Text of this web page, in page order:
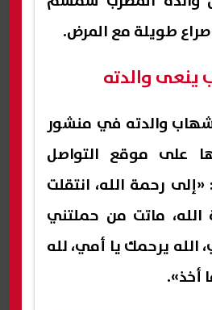
طويلة مع المرض.
والدته
والدته في منشور
على موقع التواصل
«إلى رحمة الله، انتقلت
ماتت من حملتني
الله يرحمك يا أمي، لله
أخذ».